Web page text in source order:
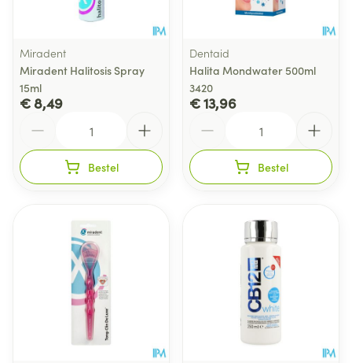
Miradent
Miradent Halitosis Spray
15ml
€ 8,49
Bestel
Dentaid
Halita Mondwater 500ml
3420
€ 13,96
Bestel